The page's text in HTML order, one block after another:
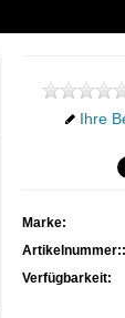
Ihre
Marke:
Artikelnummer::
Verfügbarkeit: